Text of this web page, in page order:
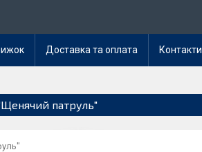
Доставка та оплата Контакти
патруль"